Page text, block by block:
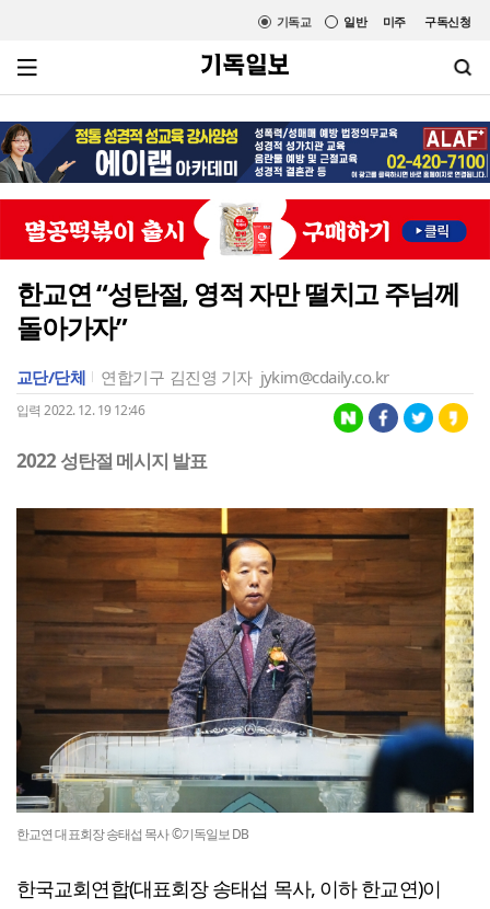
미주 구독신청
일반
기독교
한교연 “성탄절, 영적 자만 떨치고 주님께
돌아가자”
교단/단체 연합기구 김진영 기자 jykim@cdaily.co.kr
입력 2022. 12. 19 12:46
2022 성탄절 메시지 발표
한교연 대표회장 송태섭 목사 ©기독일보 DB
한국교회연합(대표회장 송태섭 목사, 이하 한교연)이